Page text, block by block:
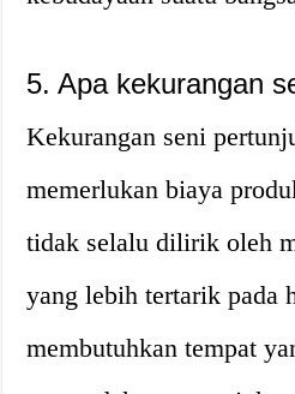
5. Apa kekurangan
Kekurangan seni
memerlukan biaya
tidak selalu dilirik oleh
yang lebih tertarik pada
membutuhkan tempat